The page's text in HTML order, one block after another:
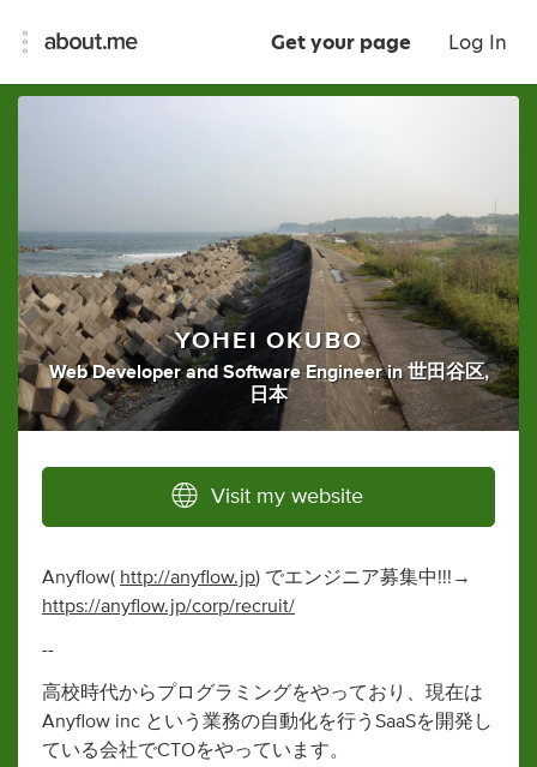
Get your page Log In
YOHEI OKUBO
Web Developer andSoftware Engineer in世田谷区,
日本
Visit my website
Anyflow( http://anyflow.jp) でエンジニア募集中!!!→
https://anyflow.jp/corp/recruit/
--
高校時代からプログラミングをやっており、現在は
Anyflow inc という業務の自動化を行うSaaSを開発し
ている会社でCTOをやっています。